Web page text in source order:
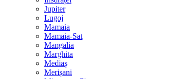
Jupiter
Lugoj
Mamaia
Mamaia-Sat
Mangalia
Marghita
Mediaș
Merișani